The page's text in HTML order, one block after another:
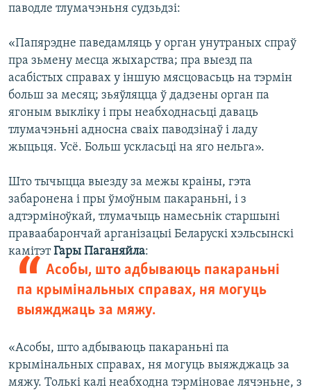
паводле тлумачэньня судзьдзі:
«Папярэдне паведамляць у орган унутраных спраў
пра зьмену месца жыхарства; пра выезд па
асабістых справах у іншую мясцовасьць на тэрмін
больш за месяц; зьяўляцца ў дадзены орган па
ягоным выкліку і пры неабходнасьці даваць
тлумачэньні адносна сваіх паводзінаў і ладу
жыцьця. Усё. Больш ускласьці на яго нельга».
Што тычыцца выезду за межы краіны, гэта
забаронена і пры ўмоўным пакараньні, і з
адтэрміноўкай, тлумачыць намесьнік старшыні
праваабарончай арганізацыі Беларускі хэльсынскі
камітэтГары Паганяйла:
Асобы, што адбываюць пакараньні
па крымінальных справах, ня могуць
выяжджаць за мяжу.
«Асобы, што адбываюць пакараньні па
крымінальных справах, ня могуць выяжджаць за
мяжу. Толькі калі неабходна тэрміновае лячэньне, з